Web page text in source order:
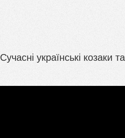
українські козаки та